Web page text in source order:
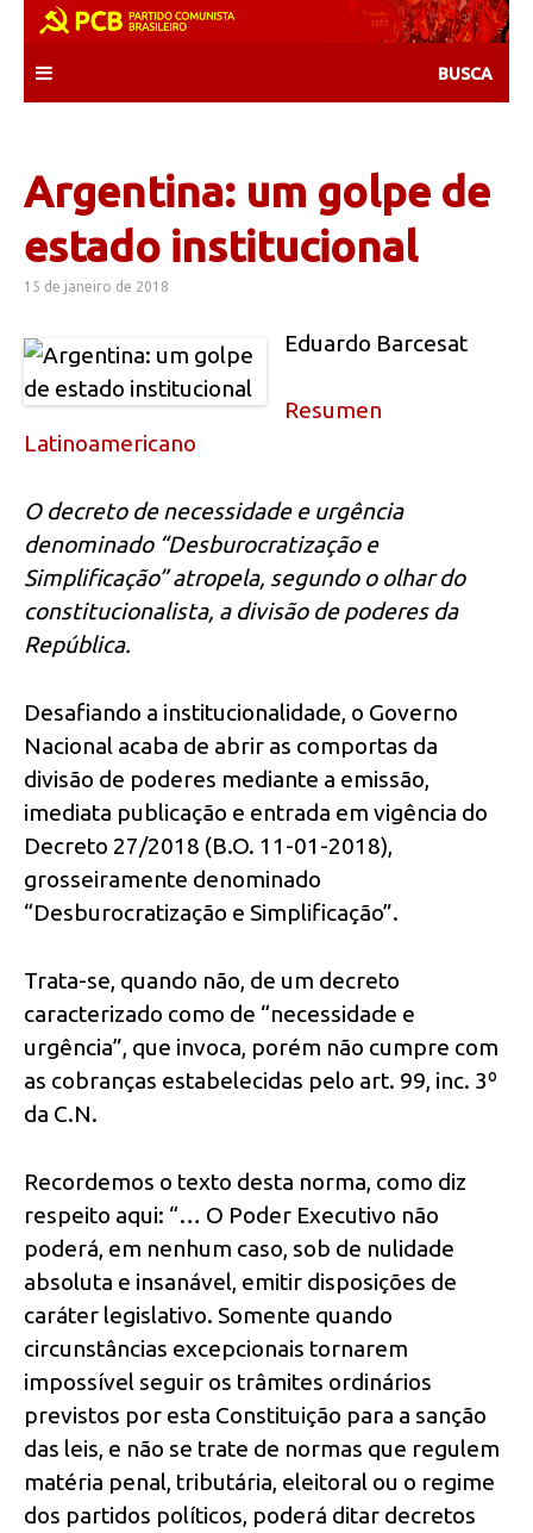
content
Argentina: um golpe de
estado institucional
15 de janeiro de 2018
Eduardo Barcesat
Resumen
Latinoamericano
O decreto de necessidade e urgência
denominado “Desburocratização e
Simplificação” atropela, segundo o olhar do
constitucionalista, a divisão de poderes da
República.
Desafiando a institucionalidade, o Governo
Nacional acaba de abrir as comportas da
divisão de poderes mediante a emissão,
imediata publicação e entrada em vigência do
Decreto 27/2018 (B.O. 11-01-2018),
grosseiramente denominado
“Desburocratização e Simplificação”.
Trata-se, quando não, de um decreto
caracterizado como de “necessidade e
urgência”, que invoca, porém não cumpre com
as cobranças estabelecidas pelo art. 99, inc. 3º
da C.N.
Recordemos o texto desta norma, como diz
respeito aqui: “… O Poder Executivo não
poderá, em nenhum caso, sob de nulidade
absoluta e insanável, emitir disposições de
caráter legislativo. Somente quando
circunstâncias excepcionais tornarem
impossível seguir os trâmites ordinários
previstos por esta Constituição para a sanção
das leis, e não se trate de normas que regulem
matéria penal, tributária, eleitoral ou o regime
dos partidos políticos, poderá ditar decretos